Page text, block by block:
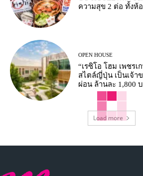
ความสุข 2 ต่อ ทั้งห้
OPEN HOUSE
“เรซิโอ โฮม เพชร
สไตล์ญี่ปุ่น เป็นเจ้าข
ผ่อน ล้านละ 1,800
Load more